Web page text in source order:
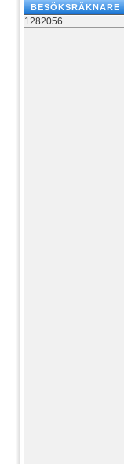
BESÖKSRÄKNARE
1282056